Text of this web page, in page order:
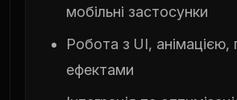
мобільні застосунки
Робота з UI, анімацією,
ефектами